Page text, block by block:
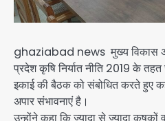
ghaziabad news मुख्य विकास
प्रदेश कृषि निर्यात नीति 2019 के
इकाई की बैठक को संबोधित करते हुए
अपार संभावनाएं है।